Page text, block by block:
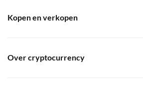
Kopen en verkopen
Over cryptocurrency